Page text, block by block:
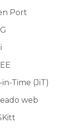
Port
Time (JiT)
web